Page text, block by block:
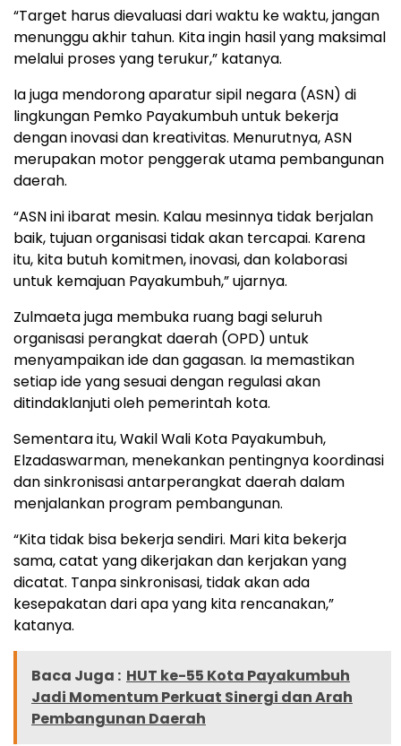
“Target harus dievaluasi dari waktu ke waktu, jangan
menunggu akhir tahun. Kita ingin hasil yang maksimal
melalui proses yang terukur,” katanya.
Ia juga mendorong aparatur sipil negara (ASN) di
lingkungan Pemko Payakumbuh untuk bekerja
dengan inovasi dan kreativitas. Menurutnya, ASN
merupakan motor penggerak utama pembangunan
daerah.
“ASN ini ibarat mesin. Kalau mesinnya tidak berjalan
baik, tujuan organisasi tidak akan tercapai. Karena
itu, kita butuh komitmen, inovasi, dan kolaborasi
untuk kemajuan Payakumbuh,” ujarnya.
Zulmaeta juga membuka ruang bagi seluruh
organisasi perangkat daerah (OPD) untuk
menyampaikan ide dan gagasan. Ia memastikan
setiap ide yang sesuai dengan regulasi akan
ditindaklanjuti oleh pemerintah kota.
Sementara itu, Wakil Wali Kota Payakumbuh,
Elzadaswarman, menekankan pentingnya koordinasi
dan sinkronisasi antarperangkat daerah dalam
menjalankan program pembangunan.
“Kita tidak bisa bekerja sendiri. Mari kita bekerja
sama, catat yang dikerjakan dan kerjakan yang
dicatat. Tanpa sinkronisasi, tidak akan ada
kesepakatan dari apa yang kita rencanakan,”
katanya.
Baca Juga : HUT ke-55 Kota Payakumbuh
Jadi Momentum Perkuat Sinergi dan Arah
Pembangunan Daerah